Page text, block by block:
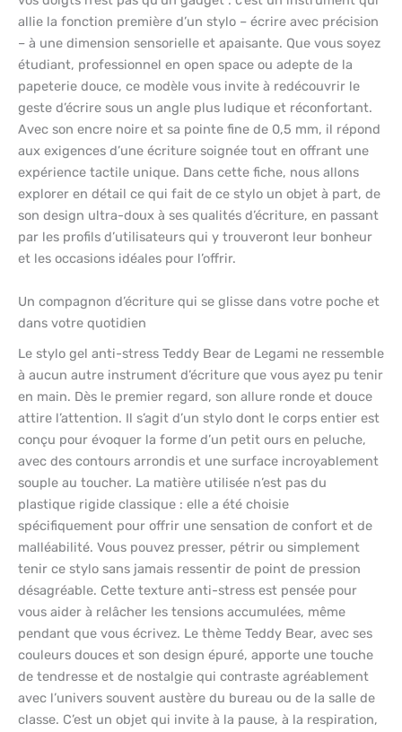
allie la fonction première d’un stylo – écrire avec précision
– à une dimension sensorielle et apaisante. Que vous soyez
étudiant, professionnel en open space ou adepte de la
papeterie douce, ce modèle vous invite à redécouvrir le
geste d’écrire sous un angle plus ludique et réconfortant.
Avec son encre noire et sa pointe fine de 0,5 mm, il répond
aux exigences d’une écriture soignée tout en offrant une
expérience tactile unique. Dans cette fiche, nous allons
explorer en détail ce qui fait de ce stylo un objet à part, de
son design ultra-doux à ses qualités d’écriture, en passant
par les profils d’utilisateurs qui y trouveront leur bonheur
et les occasions idéales pour l’offrir.
Un compagnon d’écriture qui se glisse dans votre poche et
dans votre quotidien
Le stylo gel anti-stress Teddy Bear de Legami ne ressemble
à aucun autre instrument d’écriture que vous ayez pu tenir
en main. Dès le premier regard, son allure ronde et douce
attire l’attention. Il s’agit d’un stylo dont le corps entier est
conçu pour évoquer la forme d’un petit ours en peluche,
avec des contours arrondis et une surface incroyablement
souple au toucher. La matière utilisée n’est pas du
plastique rigide classique : elle a été choisie
spécifiquement pour offrir une sensation de confort et de
malléabilité. Vous pouvez presser, pétrir ou simplement
tenir ce stylo sans jamais ressentir de point de pression
désagréable. Cette texture anti-stress est pensée pour
vous aider à relâcher les tensions accumulées, même
pendant que vous écrivez. Le thème Teddy Bear, avec ses
couleurs douces et son design épuré, apporte une touche
de tendresse et de nostalgie qui contraste agréablement
avec l’univers souvent austère du bureau ou de la salle de
classe. C’est un objet qui invite à la pause, à la respiration,